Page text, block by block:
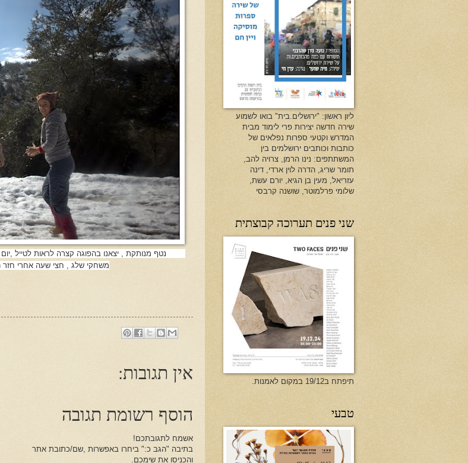
נטף מנותקת , יצאנו בהפוגה קצרה לראות לטייל
משחקי שלג , חצי שעה אחרי חזר
אין תגובות:
הוסף רשומת תגובה
אשמח לתגובתכם!
בתיבה "הגב כ:" ביחרו באפשרות ,שם/כתובת אתר
והכניסו את שימכם.
ליון ראשון: "ירושלים.בית" בואו לשמוע
שירה חדשה יצירות פרי לימוד מבית
המדרש וקטעי ספרות נפלאים של
כותבות וכותבים ירושלמים בין
המשתתפים: נינו הרמן, צרויה להב,
תומר שריג, הדרה לוין ארדי, דינה
עזריאל, מעין בן הגיא, יורם עשת,
שלומי פרלמוטר, שושנה קרבסי
שני פנים תערוכה קבוצתית
תיפתח ב19/12 במקום לאמנות.
טבעי